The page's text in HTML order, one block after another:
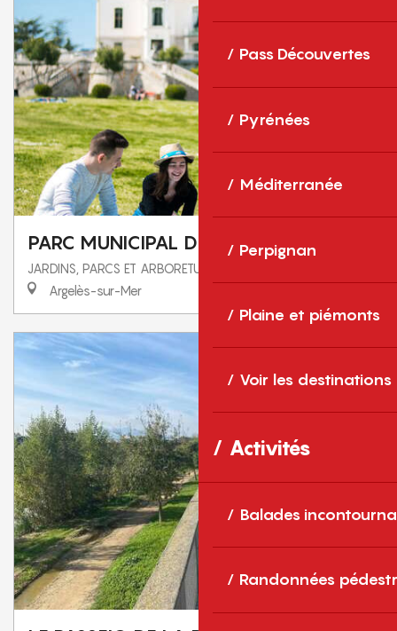
Pass Découvertes
Pyrénées
Méditerranée
Perpignan
Plaine et piémonts
Voir les destinations
Activités
Balades
Randonnées
PARC MUNICIPAL DE VALMY
JARDINS, PARCS ET ARBORETUMS
Argelès-sur-Mer